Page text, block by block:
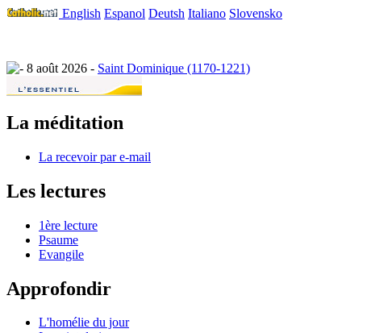
English Espanol Deutsh Italiano Slovensko
8 août 2026 - Saint Dominique (1170-1221)
La méditation
La recevoir par e-mail
Les lectures
1ère lecture
Psaume
Evangile
Approfondir
L'homélie du jour